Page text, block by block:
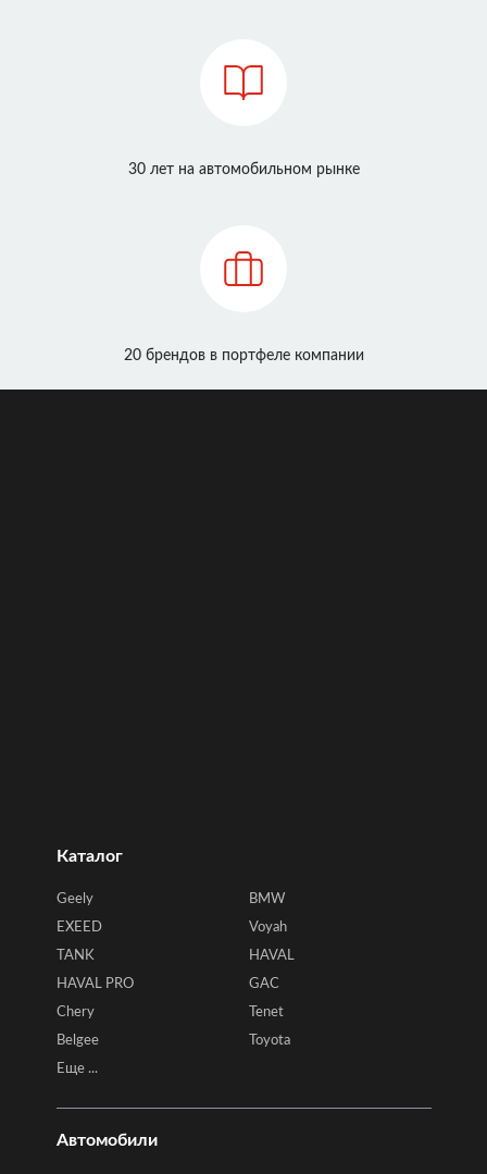
30 лет на автомобильном рынке
20 брендов в портфеле компании
Каталог
Geely
BMW
EXEED
Voyah
TANK
HAVAL
HAVAL PRO
GAC
Chery
Tenet
Belgee
Toyota
Еще ...
Автомобили